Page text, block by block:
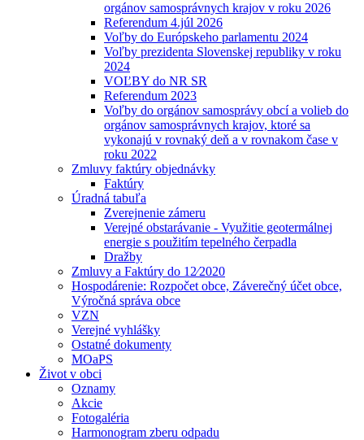
orgánov samosprávnych krajov v roku 2026
Referendum 4.júl 2026
Voľby do Európskeho parlamentu 2024
Voľby prezidenta Slovenskej republiky v roku
2024
VOĽBY do NR SR
Referendum 2023
Voľby do orgánov samosprávy obcí a volieb do
orgánov samosprávnych krajov, ktoré sa
vykonajú v rovnaký deň a v rovnakom čase v
roku 2022
Zmluvy faktúry objednávky
Faktúry
Úradná tabuľa
Zverejnenie zámeru
Verejné obstarávanie - Využitie geotermálnej
energie s použitím tepelného čerpadla
Dražby
Zmluvy a Faktúry do 12⁄2020
Hospodárenie: Rozpočet obce, Záverečný účet obce,
Výročná správa obce
VZN
Verejné vyhlášky
Ostatné dokumenty
MOaPS
Život v obci
Oznamy
Akcie
Fotogaléria
Harmonogram zberu odpadu